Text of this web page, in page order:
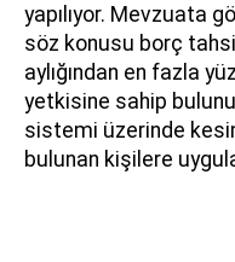
yapılıyor. Mevzuata
söz konusu borç
aylığından en fazla
yetkisine sahip
sistemi üzerinde
bulunan kişilere